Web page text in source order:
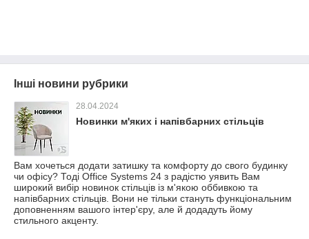
Інші новини рубрики
28.04.2024
Новинки м'яких і напівбарних стільців
Вам хочеться додати затишку та комфорту до свого будинку
чи офісу? Тоді Office Systems 24 з радістю уявить Вам
широкий вибір новинок стільців із м'якою оббивкою та
напівбарних стільців. Вони не тільки стануть функціональним
доповненням вашого інтер'єру, але й додадуть йому
стильного акценту.